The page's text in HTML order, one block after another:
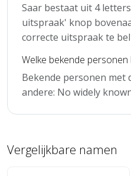
Saar bestaat uit 4
uitspraak' knop
correcte uitspraak te
Welke bekende personen
Bekende personen met
andere: No widely
Vergelijkbare namen